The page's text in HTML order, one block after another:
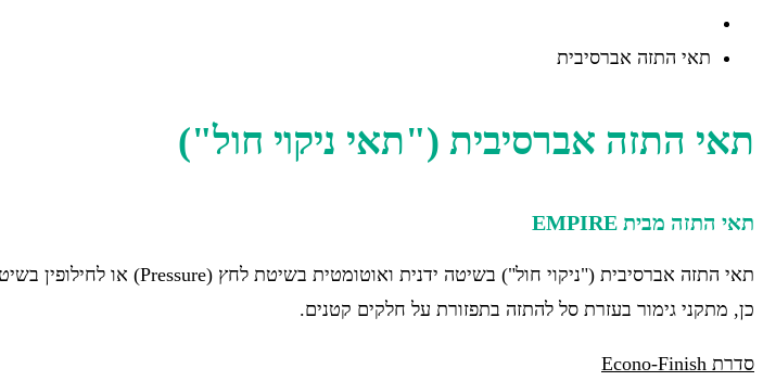
תאי התזה אברסיבית
תאי התזה אברסיבית ("תאי ניקוי חול")
תאי התזה מבית EMPIRE
כן, מתקני גימור בעזרת סל להתזה בתפזורת על חלקים קטנים.
סדרת Econo-Finish